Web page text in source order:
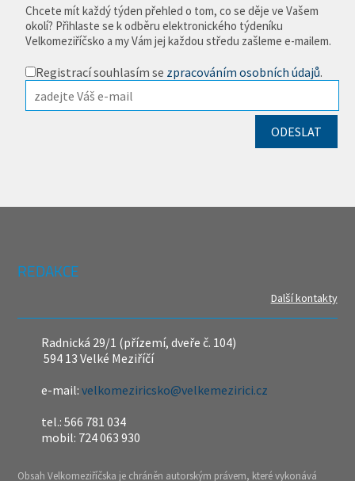
Chcete mít každý týden přehled o tom, co se děje ve Vašem
okolí? Přihlaste se k odběru elektronického týdeníku
Velkomeziříčsko a my Vám jej každou středu zašleme e-mailem.
Registrací souhlasím se zpracováním osobních údajů.
REDAKCE
Další kontakty
Radnická 29/1 (přízemí, dveře č. 104)
594 13 Velké Meziříčí
e-mail:velkomeziricsko@velkemezirici.cz
tel.: 566 781 034
mobil: 724 063 930
Obsah Velkomeziříčska je chráněn autorským právem, které vykonává